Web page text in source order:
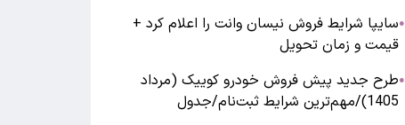
●سایپا شرایط فروش نیسان وانت را اعلام کرد +
قیمت و زمان تحویل
●طرح جدید پیش فروش خودرو کوییک (مرداد
1405)/مهم‌ترین شرایط ثبت‌نام/جدول